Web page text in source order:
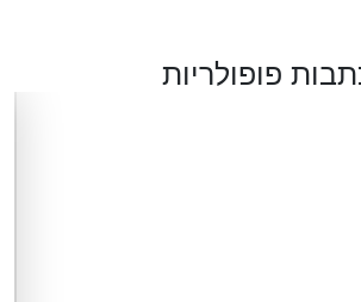
פופולריות